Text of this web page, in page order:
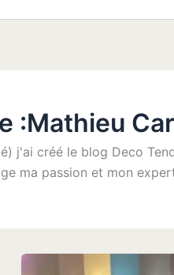
:Mathieu
j'ai créé le blog Deco
ma passion et mon